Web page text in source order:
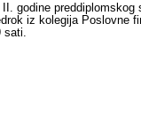
godine
iz kolegija Poslovne
sati.